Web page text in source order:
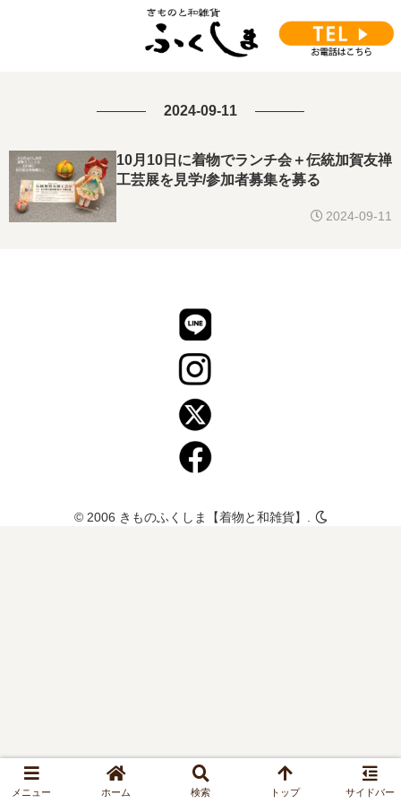
2024-09-11
10月10日に着物でランチ会＋伝統加賀友禅
工芸展を見学/参加者募集を募る
2024-09-11
© 2006 きものふくしま【着物と和雑貨】.
メニュー ホーム 検索 トップ サイドバー